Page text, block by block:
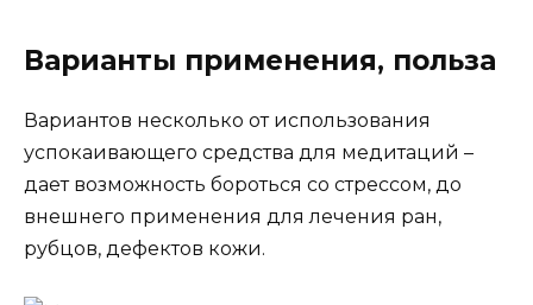
Варианты применения, польза
Вариантов несколько от использования
успокаивающего средства для медитаций –
дает возможность бороться со стрессом, до
внешнего применения для лечения ран,
рубцов, дефектов кожи.